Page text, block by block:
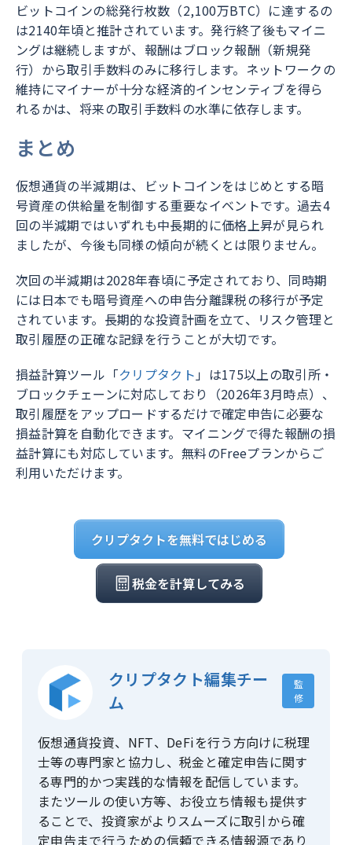
ビットコインの総発行枚数（2,100万BTC）に達するの
は2140年頃と推計されています。発行終了後もマイニ
ングは継続しますが、報酬はブロック報酬（新規発
行）から取引手数料のみに移行します。ネットワークの
維持にマイナーが十分な経済的インセンティブを得ら
れるかは、将来の取引手数料の水準に依存します。
まとめ
仮想通貨の半減期は、ビットコインをはじめとする暗
号資産の供給量を制御する重要なイベントです。過去4
回の半減期ではいずれも中長期的に価格上昇が見られ
ましたが、今後も同様の傾向が続くとは限りません。
次回の半減期は2028年春頃に予定されており、同時期
には日本でも暗号資産への申告分離課税の移行が予定
されています。長期的な投資計画を立て、リスク管理と
取引履歴の正確な記録を行うことが大切です。
損益計算ツール「クリプタクト」は175以上の取引所・
ブロックチェーンに対応しており（2026年3月時点）、
取引履歴をアップロードするだけで確定申告に必要な
損益計算を自動化できます。マイニングで得た報酬の損
益計算にも対応しています。無料のFreeプランからご
利用いただけます。
クリプタクトを無料ではじめる
税金を計算してみる
クリプタクト編集チー
ム
監
修
仮想通貨投資、NFT、DeFiを行う方向けに税理
士等の専門家と協力し、税金と確定申告に関す
る専門的かつ実践的な情報を配信しています。
またツールの使い方等、お役立ち情報も提供す
ることで、投資家がよりスムーズに取引から確
定申告まで行うための信頼できる情報源であり